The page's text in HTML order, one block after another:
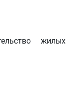
жилых